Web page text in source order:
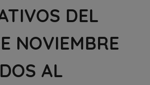
DEL
NOVIEMBRE
AL